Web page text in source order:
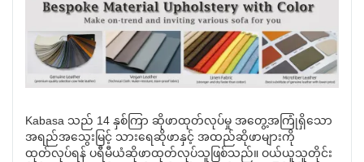
Kabasa သည် 14 နှစ်ကြာ ဆိုဖာထုတ်လုပ်မှု အတွေ့အကြုံရှိသော
အရည်အသွေးမြင့် သားရေဆိုဖာနှင့် အထည်ဆိုဖာများကို
ထုတ်လုပ်ရန် ပရီမီယံဆိုဖာထုတ်လုပ်သူဖြစ်သည်။ ဝယ်ယူသူတိုင်း